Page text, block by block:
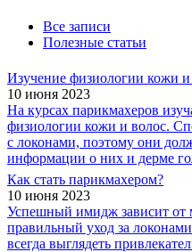
Все записи
Полезные статьи
Изучение физиологии кожи и
10 июня 2023
На курсах парикмахеров
физиологии кожи и волос.
с локонами, поэтому они
информации о них и дерме
Как стать парикмахером?
10 июня 2023
Успешный имидж зависит от
правильный уход за
всегда выглядеть